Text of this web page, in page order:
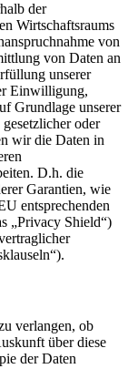
der
Wirtschaftsraums
von
von Daten an
unserer
Einwilligung,
Grundlage unserer
oder
wir die Daten in
D.h. die
Garantien, wie
entsprechenden
„Privacy Shield“)
verlangen, ob
über diese
der Daten